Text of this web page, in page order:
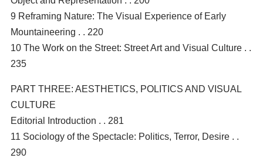
9 Reframing Nature: The Visual Experience of Early
Mountaineering . . 220
10 The Work on the Street: Street Art and Visual Culture . .
235
PART THREE: AESTHETICS, POLITICS AND VISUAL
CULTURE
Editorial Introduction . . 281
11 Sociology of the Spectacle: Politics, Terror, Desire . .
290